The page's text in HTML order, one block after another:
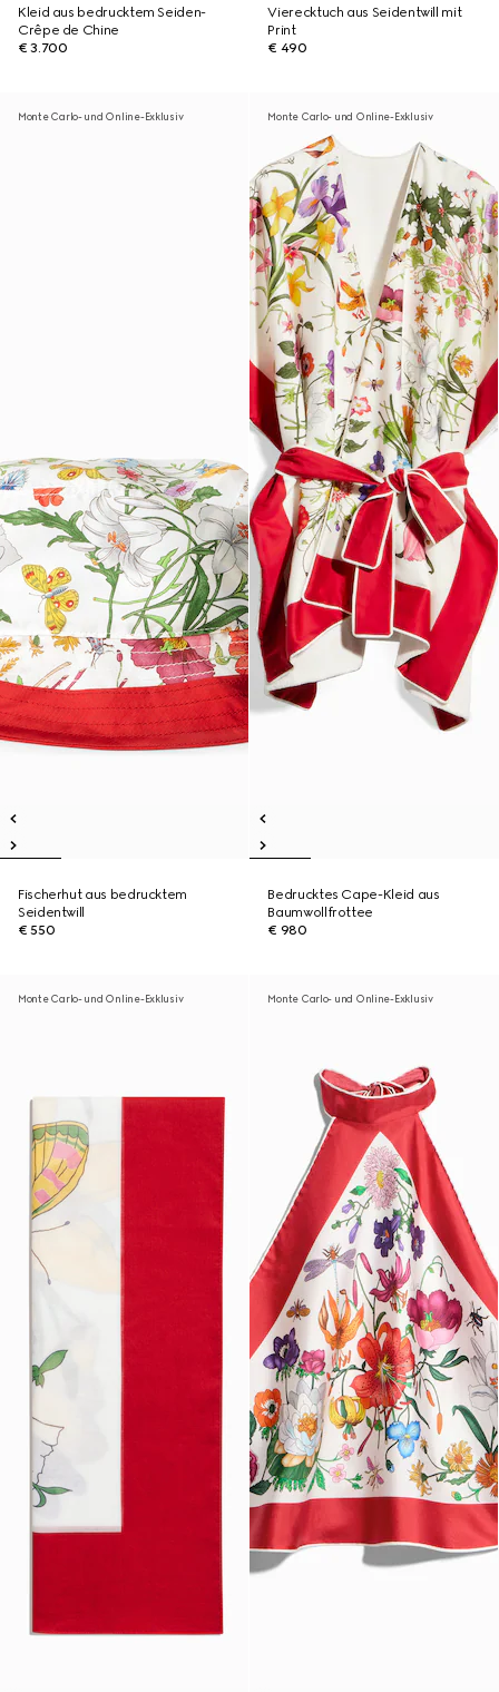
Kleid aus bedrucktem Seiden-
Crêpe de Chine
€ 3.700
Vierecktuch aus Seidentwill mit
Print
€ 490
Monte Carlo- und Online-Exklusiv
Fischerhut aus bedrucktem
Seidentwill
€ 550
Monte Carlo- und Online-Exklusiv
Bedrucktes Cape-Kleid aus
Baumwollfrottee
€ 980
Monte Carlo- und Online-Exklusiv Monte Carlo- und Online-Exklusiv